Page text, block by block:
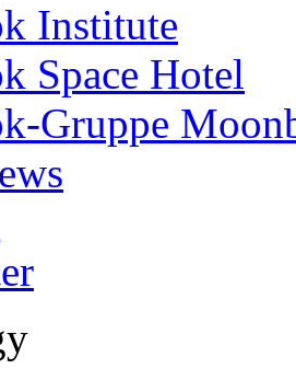
Institute
Space Hotel
Gruppe